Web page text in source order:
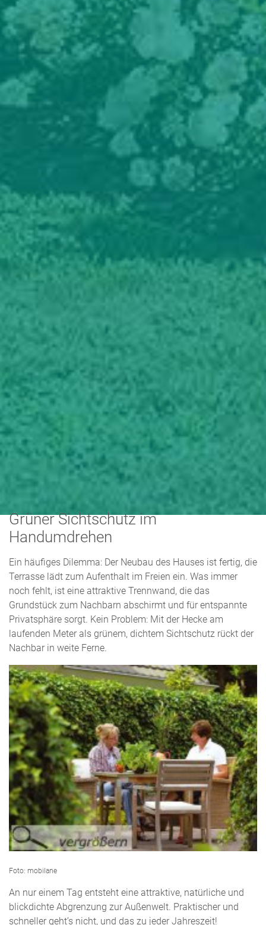
Grüner Sichtschutz im
Handumdrehen
Ein häufiges Dilemma: Der Neubau des Hauses ist fertig, die
Terrasse lädt zum Aufenthalt im Freien ein. Was immer
noch fehlt, ist eine attraktive Trennwand, die das
Grundstück zum Nachbarn abschirmt und für entspannte
Privatsphäre sorgt. Kein Problem: Mit der Hecke am
laufenden Meter als grünem, dichtem Sichtschutz rückt der
Nachbar in weite Ferne.
Foto: mobilane
An nur einem Tag entsteht eine attraktive, natürliche und
blickdichte Abgrenzung zur Außenwelt. Praktischer und
schneller geht’s nicht, und das zu jeder Jahreszeit!